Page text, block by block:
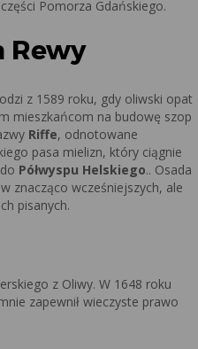
Pomorza Gdańskiego.
Rewy
z 1589 roku, gdy oliwski opat
mieszkańcom na budowę szop
Riffe, odnotowane
pasa mielizn, który ciągnie
Półwyspu Helskiego.. Osada
znacząco wcześniejszych, ale
pisanych.
z Oliwy. W 1648 roku
zapewnił wieczyste prawo